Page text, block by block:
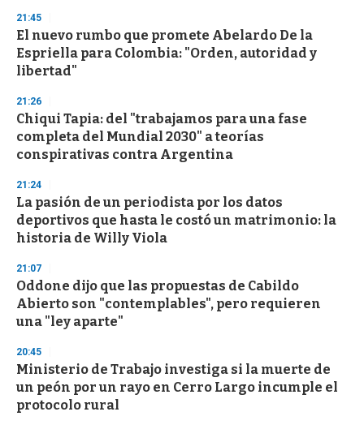
d
s
21:45
El nuevo rumbo que promete Abelardo De la
Espriella para Colombia: "Orden, autoridad y
libertad"
21:26
Chiqui Tapia: del "trabajamos para una fase
completa del Mundial 2030" a teorías
conspirativas contra Argentina
21:24
La pasión de un periodista por los datos
deportivos que hasta le costó un matrimonio: la
historia de Willy Viola
21:07
Oddone dijo que las propuestas de Cabildo
Abierto son "contemplables", pero requieren
una "ley aparte"
20:45
Ministerio de Trabajo investiga si la muerte de
un peón por un rayo en Cerro Largo incumple el
protocolo rural